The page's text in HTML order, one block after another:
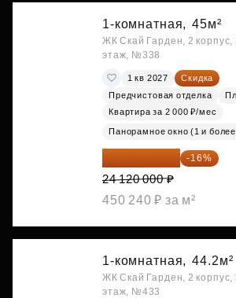
1-комнатная, 45м²
ЖК Скай Гарден, 2 корпус,
этаж, №338
1 кв 2027
Скидка
Предчистовая отделка
Квартира за 2 000 ₽/мес
Панорамное окно (1 и
20 260 800 ₽ -16%
24 120 000 ₽
450 240 ₽ за м²
1-комнатная, 44.2м²
ЖК Скай Гарден, 2 корпус,
этаж, №433